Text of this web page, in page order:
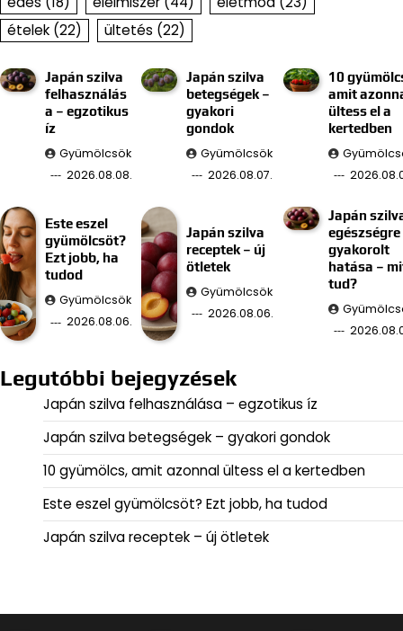
ételek (22) ültetés (22)
Japán szilva
felhasználás
a – egzotikus
íz
Gyümölcsök
2026.08.08.
Japán szilva
betegségek –
gyakori
gondok
Gyümölcsök
2026.08.07.
10
amit
ültess el a
kertedben
Este eszel
gyümölcsöt?
Ezt jobb, ha
tudod
Gyümölcsök
2026.08.06.
Japán szilva
receptek – új
ötletek
Gyümölcsök
2026.08.06.
Japán
egészségre
gyakorolt
hatása –
tud?
Legutóbbi bejegyzések
Japán szilva felhasználása – egzotikus íz
Japán szilva betegségek – gyakori gondok
10 gyümölcs, amit azonnal ültess el a kertedben
Este eszel gyümölcsöt? Ezt jobb, ha tudod
Japán szilva receptek – új ötletek